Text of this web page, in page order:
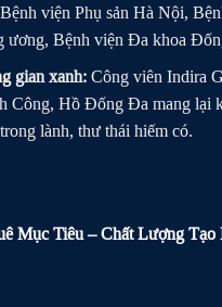
viện Phụ sản Hà Nội,
ương, Bệnh viện Đa khoa
gian xanh:Công viên Indira
Công, Hồ Đống Đa mang lại
lành, thư thái hiếm có.
Mục Tiêu – Chất Lượng Tạo